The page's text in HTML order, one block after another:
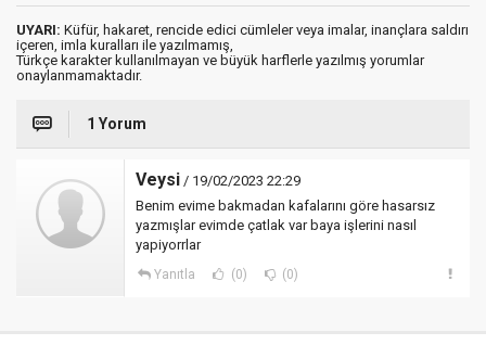
UYARI: Küfür, hakaret, rencide edici cümleler veya imalar, inançlara saldırı
içeren, imla kuralları ile yazılmamış,
Türkçe karakter kullanılmayan ve büyük harflerle yazılmış yorumlar
onaylanmamaktadır.
1 Yorum
Veysi / 19/02/2023 22:29
Benim evime bakmadan kafalarını göre hasarsız
yazmışlar evimde çatlak var baya işlerini nasıl
yapiyorrlar
Yanıtla (0) (0)